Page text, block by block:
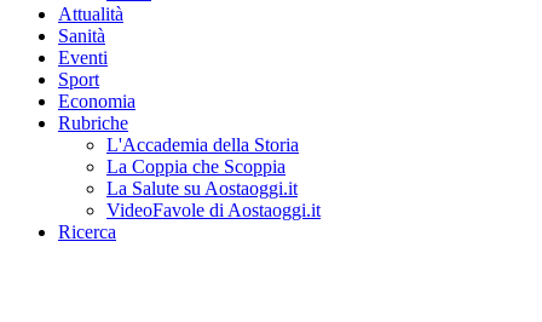
Attualità
Sanità
Eventi
Sport
Economia
Rubriche
L'Accademia della Storia
La Coppia che Scoppia
La Salute su Aostaoggi.it
VideoFavole di Aostaoggi.it
Ricerca